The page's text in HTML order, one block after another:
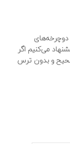
دوچرخه‌های
پیشنهاد می‌کنیم اگر
و بدون ترس